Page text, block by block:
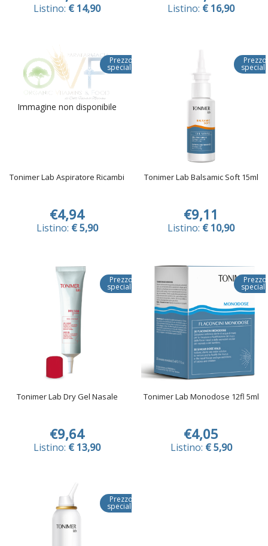
Listino: € 14,90 Listino: € 16,90
Immagine non disponibile
Prezzo
speciale
Tonimer Lab Aspiratore Ricambi
€4,94
Listino: € 5,90
Prezzo
Tonimer Lab Balsamic Soft 15ml
€9,11
Listino: € 10,90
Prezzo
speciale
Tonimer Lab Dry Gel Nasale
€9,64
Listino: € 13,90
Prezzo
Tonimer Lab Monodose 12fl 5ml
€4,05
Listino: € 5,90
Prezzo
speciale